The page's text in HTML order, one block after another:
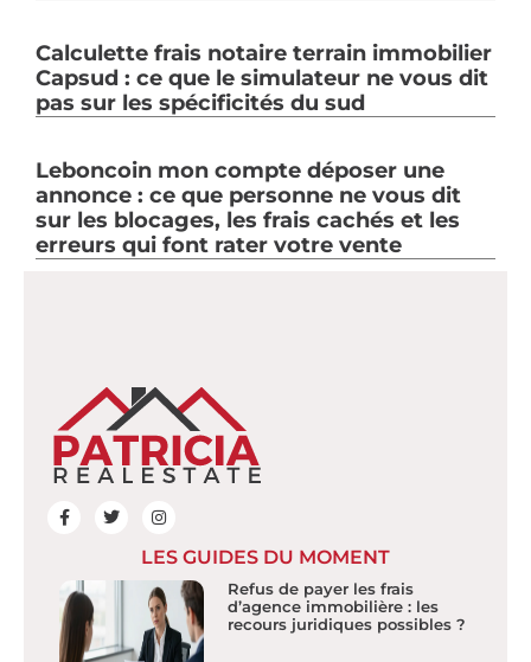
Calculette frais notaire terrain immobilier
Capsud : ce que le simulateur ne vous dit
pas sur les spécificités du sud
Leboncoin mon compte déposer une
annonce : ce que personne ne vous dit
sur les blocages, les frais cachés et les
erreurs qui font rater votre vente
LES GUIDES DU MOMENT
Refus de payer les frais
d’agence immobilière : les
recours juridiques possibles ?